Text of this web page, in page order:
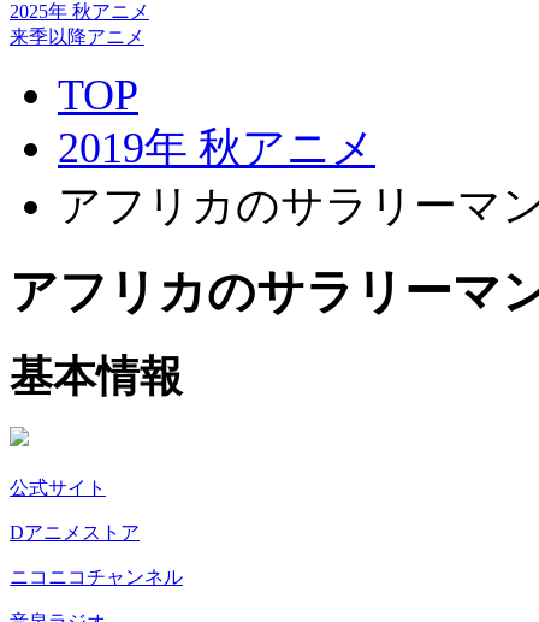
2025年 秋アニメ
来季以降アニメ
TOP
2019年 秋アニメ
アフリカのサラリーマ
アフリカのサラリーマ
基本情報
公式サイト
Dアニメストア
ニコニコチャンネル